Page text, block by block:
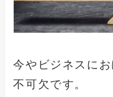
今やビジネスに
不可欠です。